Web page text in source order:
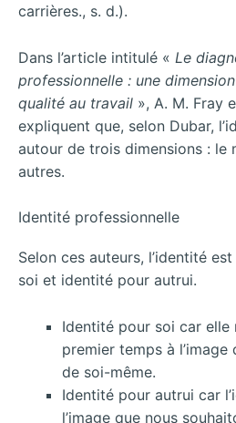
carrières., s. d.).
Dans l’article intitulé « Le
professionnelle : une
qualité au travail », A. M. Fray
expliquent que, selon Dubar,
autour de trois dimensions : le
autres.
Identité professionnelle
Selon ces auteurs, l’identité
soi et identité pour autrui.
Identité pour soi car elle
premier temps à l’image
de soi-même.
Identité pour autrui car
l’image que nous